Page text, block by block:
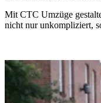
Mit CTC Umzüge
nicht nur unkompliziert,